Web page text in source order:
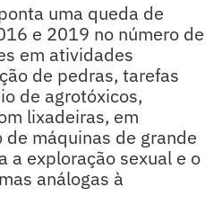
uma queda de
e 2019 no número de
em atividades
de pedras, tarefas
de agrotóxicos,
lixadeiras, em
máquinas de grande
a exploração sexual e o
análogas à